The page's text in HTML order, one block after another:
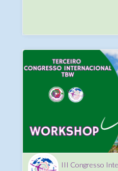
III Congresso